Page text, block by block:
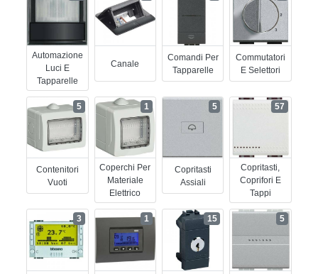
Automazione
Luci E
Tapparelle
Canale
Comandi Per
Tapparelle
Commutatori
E Selettori
Contenitori
Vuoti
5
Coperchi Per
Materiale
Elettrico
1
Copritasti
Assiali
5
Copritasti,
Coprifori E
Tappi
57
3 1 15 5